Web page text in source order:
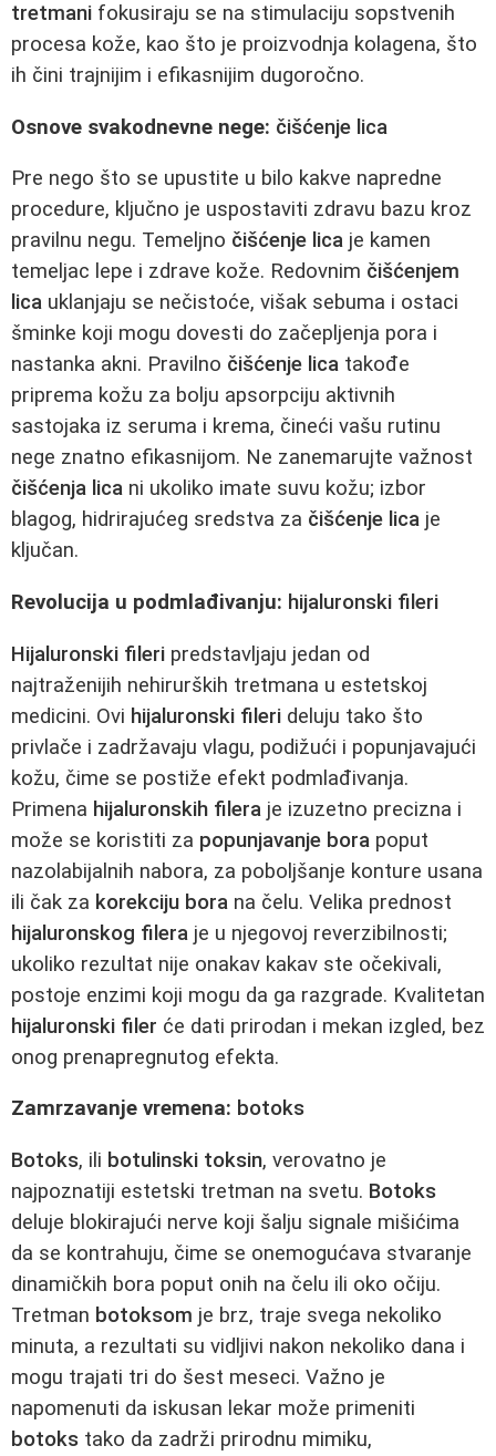
tretmani fokusiraju se na stimulaciju sopstvenih
procesa kože, kao što je proizvodnja kolagena, što
ih čini trajnijim i efikasnijim dugoročno.
Osnove svakodnevne nege: čišćenje lica
Pre nego što se upustite u bilo kakve napredne
procedure, ključno je uspostaviti zdravu bazu kroz
pravilnu negu. Temeljno čišćenje lica je kamen
temeljac lepe i zdrave kože. Redovnim čišćenjem
lica uklanjaju se nečistoće, višak sebuma i ostaci
šminke koji mogu dovesti do začepljenja pora i
nastanka akni. Pravilno čišćenje lica takođe
priprema kožu za bolju apsorpciju aktivnih
sastojaka iz seruma i krema, čineći vašu rutinu
nege znatno efikasnijom. Ne zanemarujte važnost
čišćenja lica ni ukoliko imate suvu kožu; izbor
blagog, hidrirajućeg sredstva za čišćenje lica je
ključan.
Revolucija u podmlađivanju: hijaluronski fileri
Hijaluronski fileri predstavljaju jedan od
najtraženijih nehirurških tretmana u estetskoj
medicini. Ovi hijaluronski fileri deluju tako što
privlače i zadržavaju vlagu, podižući i popunjavajući
kožu, čime se postiže efekt podmlađivanja.
Primena hijaluronskih filera je izuzetno precizna i
može se koristiti za popunjavanje bora poput
nazolabijalnih nabora, za poboljšanje konture usana
ili čak za korekciju bora na čelu. Velika prednost
hijaluronskog filera je u njegovoj reverzibilnosti;
ukoliko rezultat nije onakav kakav ste očekivali,
postoje enzimi koji mogu da ga razgrade. Kvalitetan
hijaluronski filer će dati prirodan i mekan izgled, bez
onog prenapregnutog efekta.
Zamrzavanje vremena: botoks
Botoks, ili botulinski toksin, verovatno je
najpoznatiji estetski tretman na svetu. Botoks
deluje blokirajući nerve koji šalju signale mišićima
da se kontrahuju, čime se onemogućava stvaranje
dinamičkih bora poput onih na čelu ili oko očiju.
Tretman botoksom je brz, traje svega nekoliko
minuta, a rezultati su vidljivi nakon nekoliko dana i
mogu trajati tri do šest meseci. Važno je
napomenuti da iskusan lekar može primeniti
botoks tako da zadrži prirodnu mimiku,